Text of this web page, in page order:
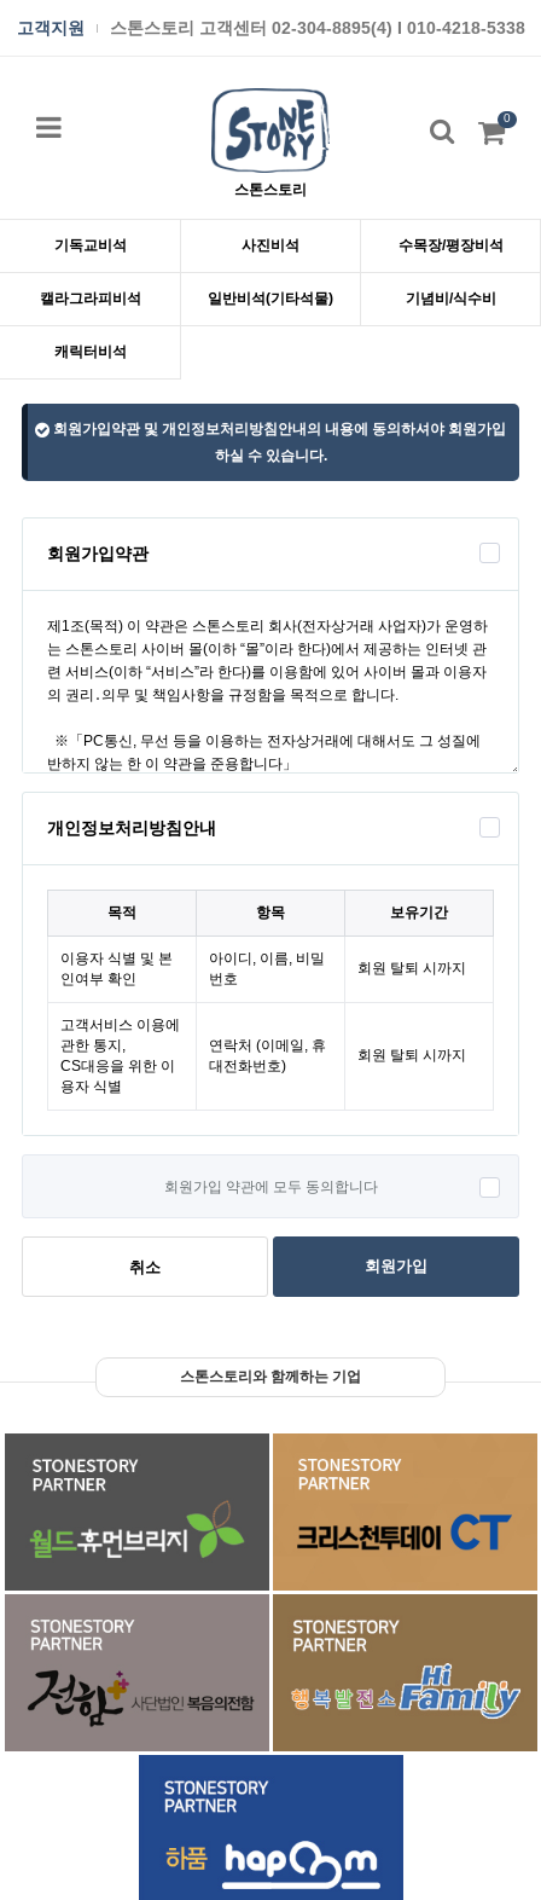
고객지원 스톤스토리 고객센터 02-304-8895(4) I 010-4218-5338
스톤스토리
0
기독교비석 사진비석 수목장/평장비석
캘라그라피비석 일반비석(기타석물) 기념비/식수비
캐릭터비석
회원가입약관 및 개인정보처리방침안내의 내용에 동의하셔야 회원가입
하실 수 있습니다.
회원가입약관
개인정보처리방침안내
목적 항목 보유기간
이용자 식별 및 본
인여부 확인
아이디, 이름, 비밀
번호
회원 탈퇴 시까지
고객서비스 이용에
관한 통지,
CS대응을 위한 이
용자 식별
연락처 (이메일, 휴
대전화번호)
회원 탈퇴 시까지
회원가입 약관에 모두 동의합니다
취소 회원가입
스톤스토리와 함께하는 기업